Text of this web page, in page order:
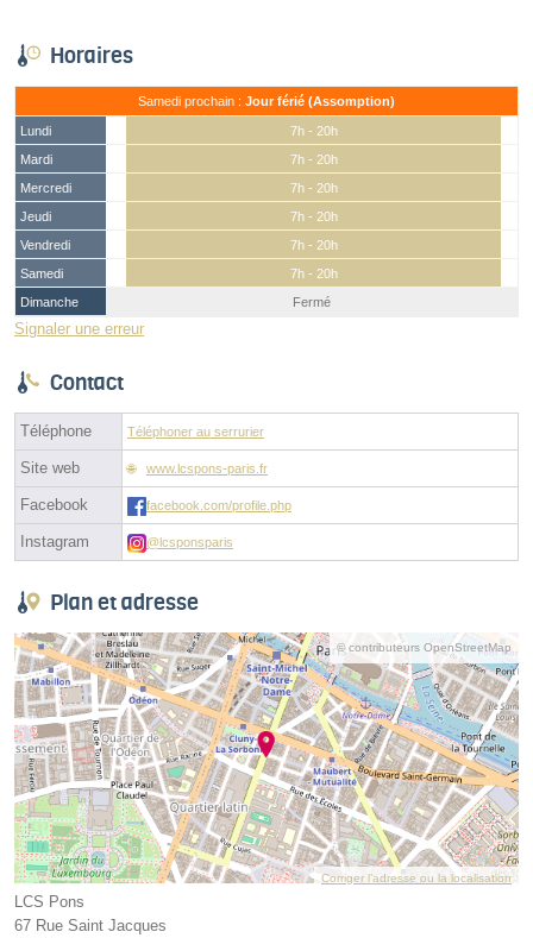
Horaires
Samedi prochain : Jour férié (Assomption)
Lundi
7h - 20h
Mardi
7h - 20h
Mercredi
7h - 20h
Jeudi
7h - 20h
Vendredi
7h - 20h
Samedi
7h - 20h
Dimanche
Fermé
Signaler une erreur
Contact
Téléphone Téléphoner au serrurier
Site web www.lcspons-paris.fr
Facebook facebook.com/profile.php
Instagram @lcsponsparis
Plan et adresse
© contributeurs OpenStreetMap
Corriger l’adresse ou la localisation
LCS Pons
67 Rue Saint Jacques